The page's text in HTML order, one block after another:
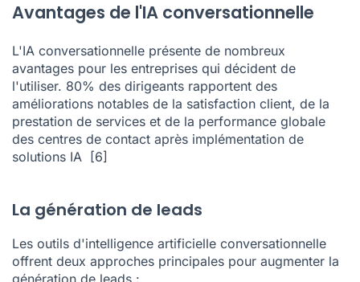
Avantages de l'IA conversationnelle
L'IA conversationnelle présente de nombreux
avantages pour les entreprises qui décident de
l'utiliser. 80% des dirigeants rapportent des
améliorations notables de la satisfaction client, de la
prestation de services et de la performance globale
des centres de contact après implémentation de
solutions IA
[6]
La génération de leads
Les outils d'intelligence artificielle conversationnelle
offrent deux approches principales pour augmenter la